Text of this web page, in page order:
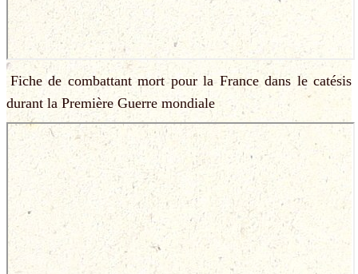
Fiche de combattant mort pour la France dans le catésis
durant la Première Guerre mondiale